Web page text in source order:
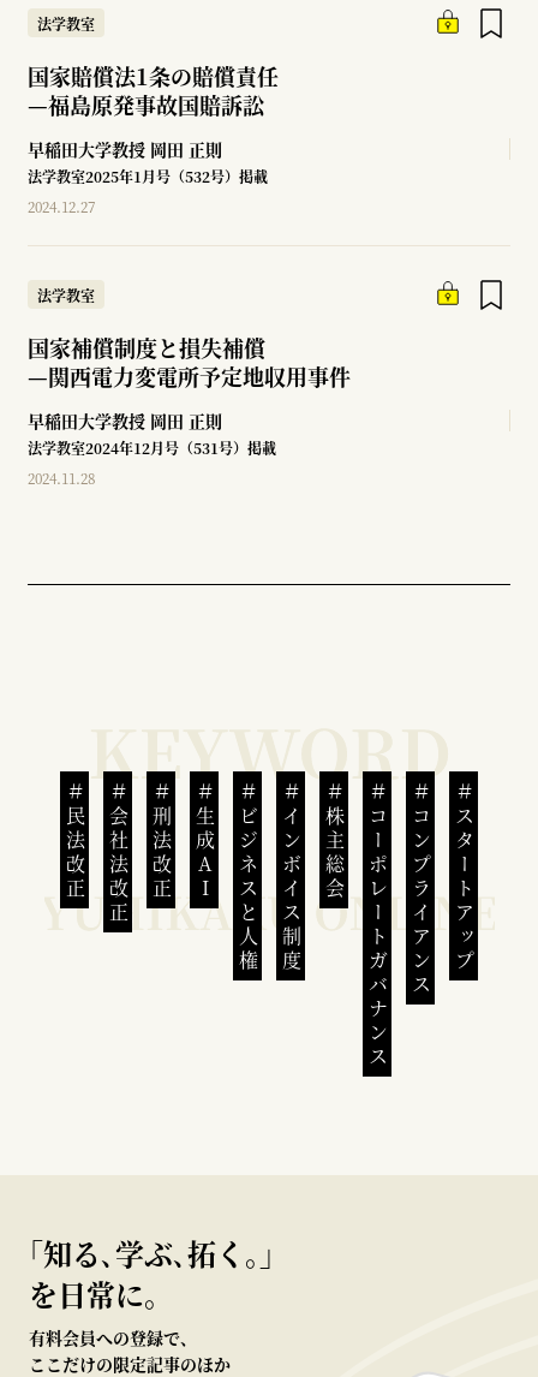
法学教室
国家賠償法1条の賠償責任
—福島原発事故国賠訴訟
早稲田大学教授 岡田 正則
法学教室2025年1月号（532号）掲載
2024.12.27
法学教室
国家補償制度と損失補償
—関西電力変電所予定地収用事件
早稲田大学教授 岡田 正則
法学教室2024年12月号（531号）掲載
2024.11.28
民法改正 会社法改正 刑法改正 生成AI ビジネスと人権インボイス制度 株主総会 コーポレートガバナンスコンプライアンススタートアップ
｢知る､学ぶ､拓く｡｣
を日常に。
有料会員への登録で、
ここだけの限定記事のほか